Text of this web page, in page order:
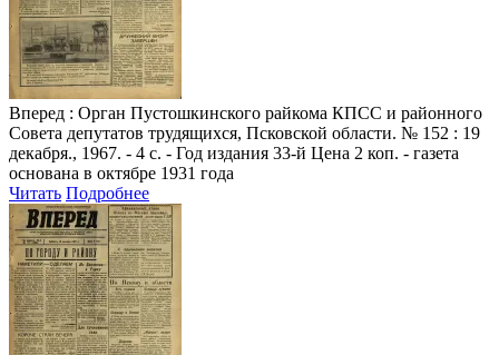
Вперед : Орган Пустошкинского райкома КПСС и районного
Совета депутатов трудящихся, Псковской области. № 152 : 19
декабря., 1967. - 4 с. - Год издания 33-й Цена 2 коп. - газета
основана в октябре 1931 года
Читать Подробнее